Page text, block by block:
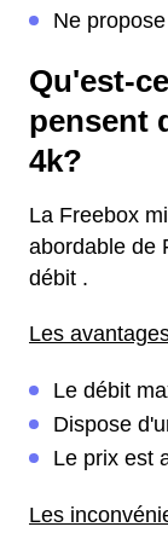
Ne
Qu'est-
pensent
4k?
La Freebox
abordable de
débit .
Les
Le débit
Dispose
Le prix est
Les